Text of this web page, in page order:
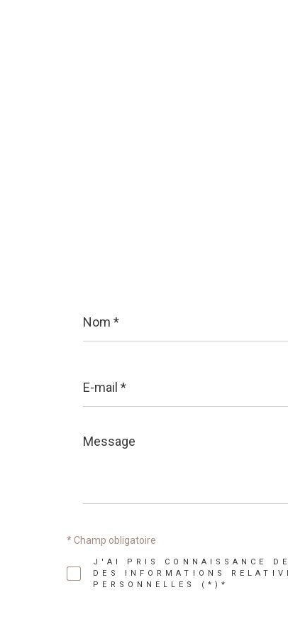
*
mail
*
Message
*
J'AI PRIS CONNAISSANCE
DES INFORMATIONS
PERSONNELLES (*)*
* Champ obligatoire